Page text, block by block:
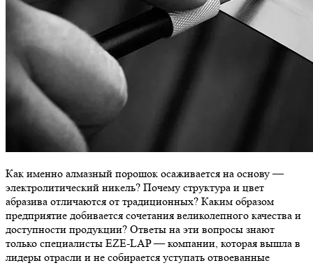
Как именно алмазный порошок осаживается на основу —
электролитический никель? Почему структура и цвет
абразива отличаются от традиционных? Каким образом
предприятие добивается сочетания великолепного качества и
доступности продукции? Ответы на эти вопросы знают
только специалисты EZE-LAP — компании, которая вышла в
лидеры отрасли и не собирается уступать отвоеванные